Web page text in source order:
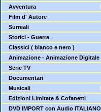
Avventura
Film d' Autore
Surreali
Storici - Guerra
Classici ( bianco e nero )
Animazione - Animazione Digitale
Serie TV
Documentari
Musicali
Edizioni Limitate & Cofanetti
DVD IMPORT con Audio ITALIANO